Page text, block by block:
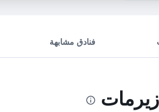
فنادق مشابهة